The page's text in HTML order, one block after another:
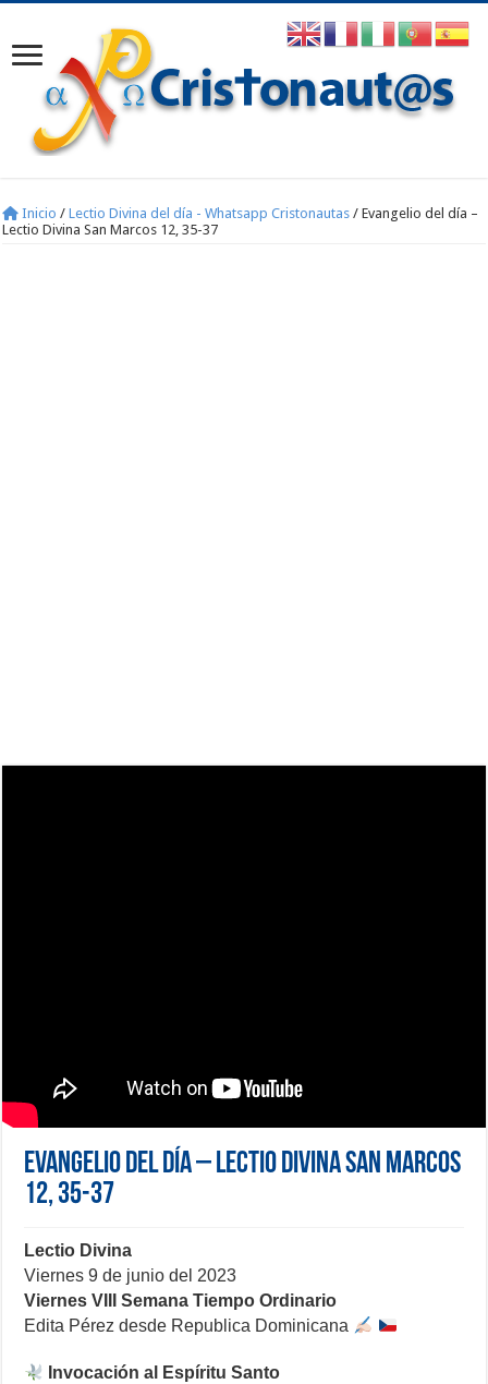
Inicio / Lectio Divina del día - Whatsapp Cristonautas / Evangelio del día –
Lectio Divina San Marcos 12, 35-37
Evangelio del día – Lectio Divina San Marcos
12, 35-37
Lectio Divina
Viernes 9 de junio del 2023
Viernes VIII Semana Tiempo Ordinario
Edita Pérez desde Republica Dominicana
Invocación al Espíritu Santo